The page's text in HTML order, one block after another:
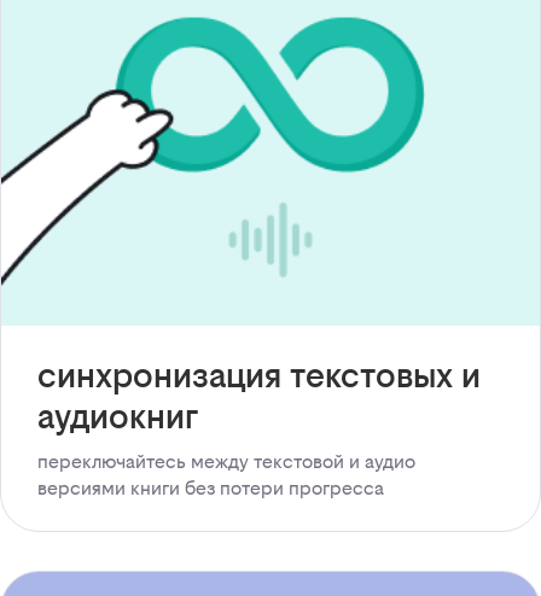
синхронизация текстовых и
аудиокниг
переключайтесь между текстовой и аудио
версиями книги без потери прогресса